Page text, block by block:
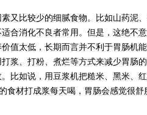
比较少的细腻食物。比如山药泥、
合消化不良者常用。但是，这绝不
值太低，长期而言并不利于胃肠机能
浆、打粉、煮烂等方式来减少胃肠
比如说，用豆浆机把糙米、黑米、
食材打成浆每天喝，胃肠会感觉很舒